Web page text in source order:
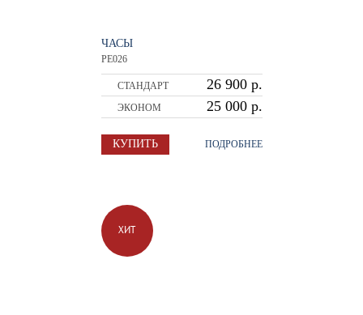
ЧАСЫ
PE026
СТАНДАРТ 26 900 р.
ЭКОНОМ 25 000 р.
ПОДРОБНЕЕ
КУПИТЬ
ХИТ